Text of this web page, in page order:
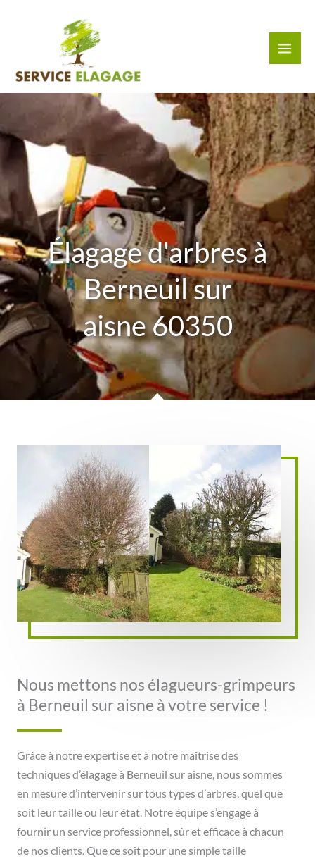
Élagage d'arbres à
Berneuil sur
aisne 60350
Nous mettons nos élagueurs-grimpeurs
à Berneuil sur aisne à votre service !
Grâce à notre expertise et à notre maîtrise des
techniques d’élagage à Berneuil sur aisne, nous sommes
en mesure d’intervenir sur tous types d’arbres, quel que
soit leur taille ou leur état. Notre équipe s’engage à
fournir un service professionnel, sûr et efficace à chacun
de nos clients. Que ce soit pour une simple taille